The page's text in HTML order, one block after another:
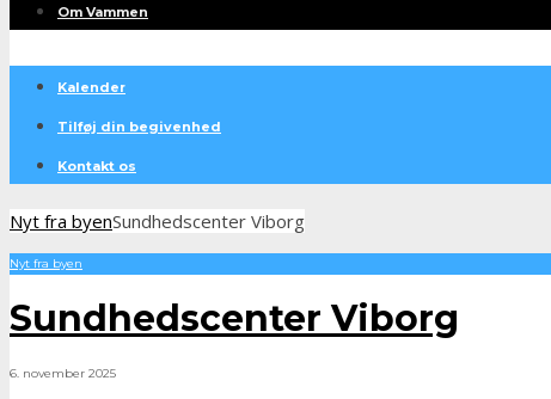
Om Vammen
Kalender
Tilføj din begivenhed
Kontakt os
Nyt fra byenSundhedscenter Viborg
Nyt fra byen
Sundhedscenter Viborg
6. november 2025